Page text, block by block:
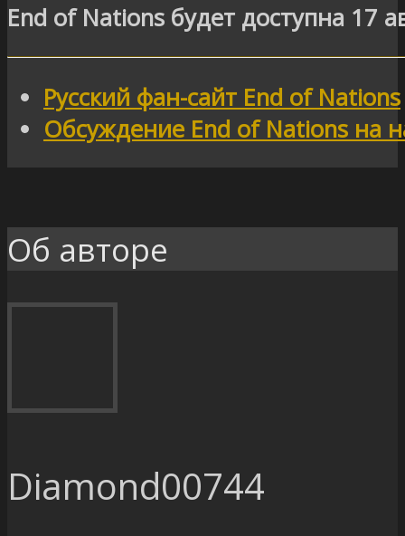
End of Nations будет доступна 17
Русский фан-сайт End of Nations
Обсуждение End of Nations на
Об авторе
Diamond00744